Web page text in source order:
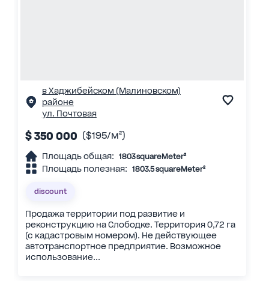
в Хаджибейском (Малиновском)
районе
ул. Почтовая
$ 350 000 ($195/м²)
Площадь общая: 1803 squareMeter²
Площадь полезная: 1803.5 squareMeter²
discount
Продажа территории под развитие и
реконструкцию на Слободке. Территория 0,72 га
(с кадастровым номером). Не действующее
автотранспортное предприятие. Возможное
использование...